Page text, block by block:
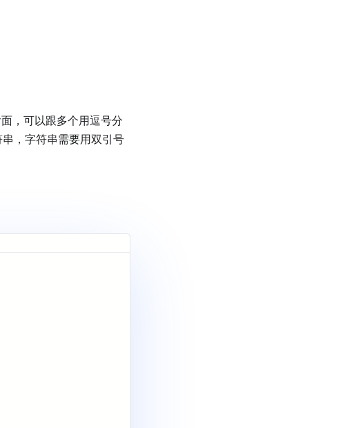
，可以跟多个用逗号分
，字符串需要用双引号